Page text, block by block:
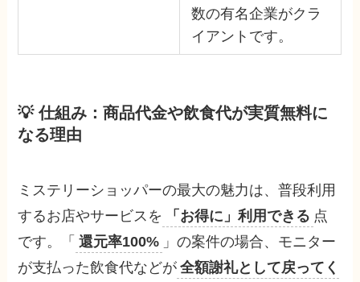
数の有名企業がクラ
イアントです。
💡 仕組み：商品代金や飲食代が実質無料に
なる理由
ミステリーショッパーの最大の魅力は、普段利用
するお店やサービスを
「お得に」利用できる 点
です。「 還元率100% 」の案件の場合、モニター
が支払った飲食代などが 全額謝礼として戻ってく